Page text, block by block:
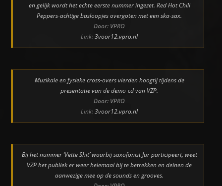
en gelijk wordt het echte eerste nummer ingezet. Red Hot Chili
Peppers-achtige basloopjes overgoten met een ska-sax.
Door: VPRO
Link:3voor12.vpro.nl
Muzikale en fysieke cross-overs vierden hoogtij tijdens de
presentatie van de demo-cd van VZP.
Door: VPRO
Link:3voor12.vpro.nl
Bij het nummer ‘Vette Shit’ waarbij saxofonist Jur participeert, weet
VZP het publiek er weer helemaal bij te betrekken en deinen de
aanwezige mee op de sounds en grooves.